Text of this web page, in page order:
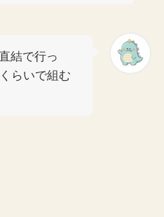
結で行っ
らいで組む